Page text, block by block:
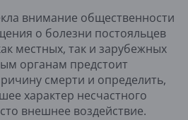
внимание общественности
о болезни постояльцев
местных, так и зарубежных
органам предстоит
смерти и определить,
характер несчастного
внешнее воздействие.